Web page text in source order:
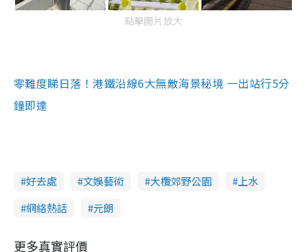
點擊圖片放大
零難度睇日落！港鐵沿線6大無敵海景秘境 一出站行5分
鐘即達
好去處 文娛藝術 大欖郊野公園
上水
網絡熱話
元朗
更多真實評價